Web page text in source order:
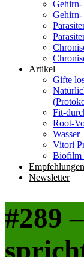
Gehirn-
Gehirn-
Artikel
Gifte
Fit-
Root-
Wasser
Vitori
Biofilm
Empfehlungen
Newsletter
#289